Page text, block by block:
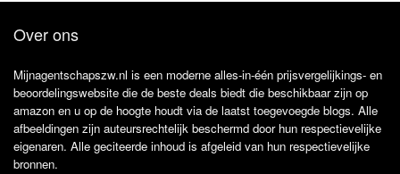
Over ons
Mijnagentschapszw.nl is een moderne alles-in-één prijsvergelijkings- en
beoordelingswebsite die de beste deals biedt die beschikbaar zijn op
amazon en u op de hoogte houdt via de laatst toegevoegde blogs. Alle
afbeeldingen zijn auteursrechtelijk beschermd door hun respectievelijke
eigenaren. Alle geciteerde inhoud is afgeleid van hun respectievelijke
bronnen.